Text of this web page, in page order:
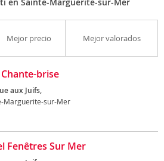
Mejor precio Mejor valorados
brise
aux Juifs,
Marguerite-sur-Mer
Fenêtres Sur Mer